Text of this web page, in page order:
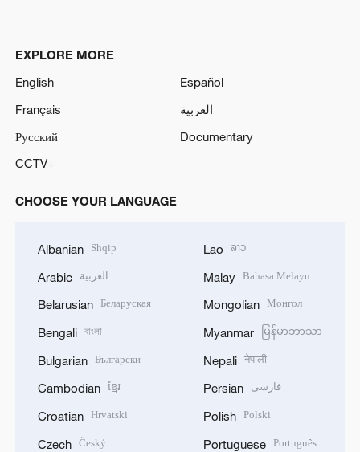
EXPLORE MORE
English
Español
Français
العربية
Русский
Documentary
CCTV+
CHOOSE YOUR LANGUAGE
Albanian Shqip
Arabic العربية
Belarusian Беларуская
Bengali বাংলা
Bulgarian Български
Cambodian ខ្មែរ
Croatian Hrvatski
Czech Český
Lao ລາວ
Malay Bahasa Melayu
Mongolian Монгол
Myanmar မြန်မာဘာသာ
Nepali नेपाली
Persian فارسی
Polish Polski
Portuguese Português